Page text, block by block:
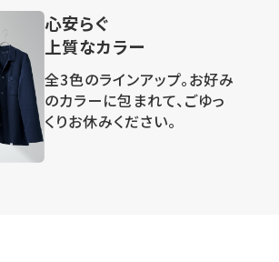
心安らぐ
上質なカラー
全3色のラインアップ。お好み
のカラーに包まれて、ごゆっ
くりお休みください。